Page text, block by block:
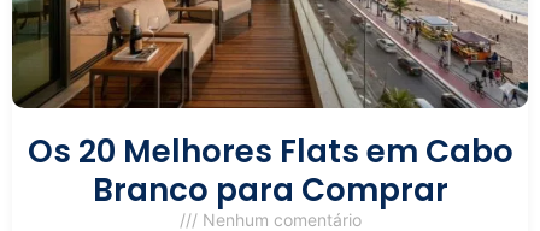
Os 20 Melhores Flats em Cabo
Branco para Comprar
Nenhum comentário